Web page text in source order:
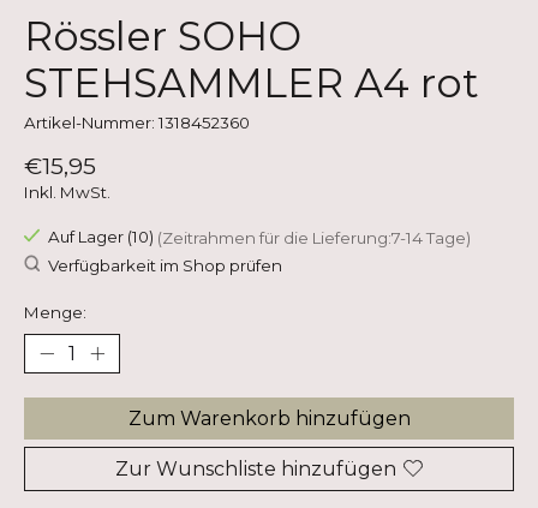
Rössler SOHO
STEHSAMMLER A4 rot
Artikel-Nummer: 1318452360
€15,95
Inkl. MwSt.
Auf Lager (10) (Zeitrahmen für die Lieferung:7-14 Tage)
Verfügbarkeit im Shop prüfen
Menge:
Zum Warenkorb hinzufügen
Zur Wunschliste hinzufügen